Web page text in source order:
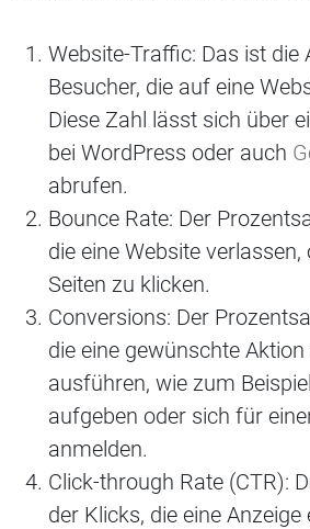
Website-Traffic: Das ist die
Besucher, die auf eine
Diese Zahl lässt sich über
bei WordPress oder auch
abrufen.
Bounce Rate: Der
die eine Website
Seiten zu klicken.
Conversions: Der
die eine gewünschte
ausführen, wie zum
aufgeben oder sich für
anmelden.
Click-through Rate (CTR):
der Klicks, die eine Anzeige